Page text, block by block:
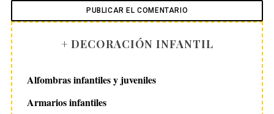
+ DECORACIÓN INFANTIL
Alfombras infantiles y juveniles
Armarios infantiles